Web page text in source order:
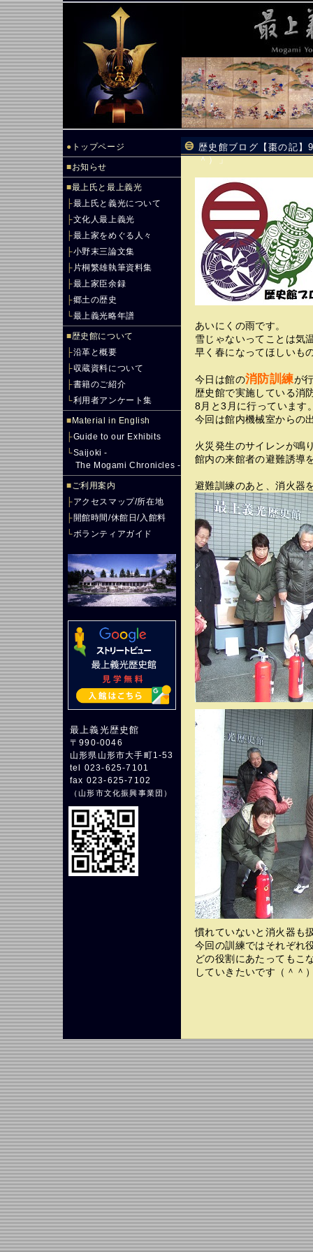
● トップページ
■お知らせ
■最上氏と最上義光
├最上氏と義光について
├文化人最上義光
├最上家をめぐる人々
├小野末三論文集
├ 片桐繁雄執筆資料集
├最上家臣余録
├郷土の歴史
└最上義光略年譜
■歴史館について
├沿革と概要
├収蔵資料について
├書籍のご紹介
└利用者アンケート集
■ Material in English
├Guide to our Exhibits
└Saijoki -
The Mogami Chronicles -
■ご利用案内
├アクセスマップ/所在地
├開館時間/休館日/入館料
└ボランティアガイド
最上義光歴史館
〒990-0046
山形県山形市大手町1-53
tel 023-625-7101
fax 023-625-7102
（山形市文化振興事業団 ）
歴史館ブログ【棗の記
＾）」
あいにくの雨です。
雪じゃないってことは気
早く春になってほしいも
今日は館の消防訓練が
歴史館で実施している消
8月と3月に行っています
今回は館内機械室からの
火災発生のサイレンが鳴
館内の来館者の避難誘導
避難訓練のあと、消火器
慣れていないと消火器も
今回の訓練ではそれぞれ
どの役割にあたってもこ
していきたいです（＾＾